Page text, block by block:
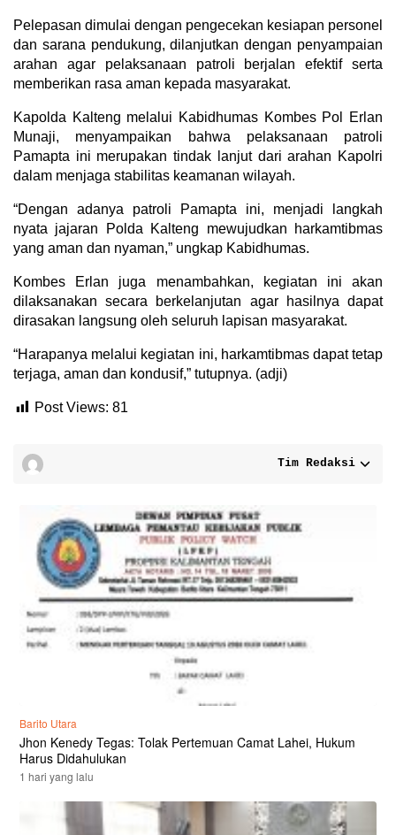
Pelepasan dimulai dengan pengecekan kesiapan personel
dan sarana pendukung, dilanjutkan dengan penyampaian
arahan agar pelaksanaan patroli berjalan efektif serta
memberikan rasa aman kepada masyarakat.
Kapolda Kalteng melalui Kabidhumas Kombes Pol Erlan
Munaji, menyampaikan bahwa pelaksanaan patroli
Pamapta ini merupakan tindak lanjut dari arahan Kapolri
dalam menjaga stabilitas keamanan wilayah.
“Dengan adanya patroli Pamapta ini, menjadi langkah
nyata jajaran Polda Kalteng mewujudkan harkamtibmas
yang aman dan nyaman,” ungkap Kabidhumas.
Kombes Erlan juga menambahkan, kegiatan ini akan
dilaksanakan secara berkelanjutan agar hasilnya dapat
dirasakan langsung oleh seluruh lapisan masyarakat.
“Harapanya melalui kegiatan ini, harkamtibmas dapat tetap
terjaga, aman dan kondusif,” tutupnya. (adji)
Post Views: 81
Tim Redaksi
Barito Utara
Jhon Kenedy Tegas: Tolak Pertemuan Camat Lahei, Hukum
Harus Didahulukan
1 hari yang lalu